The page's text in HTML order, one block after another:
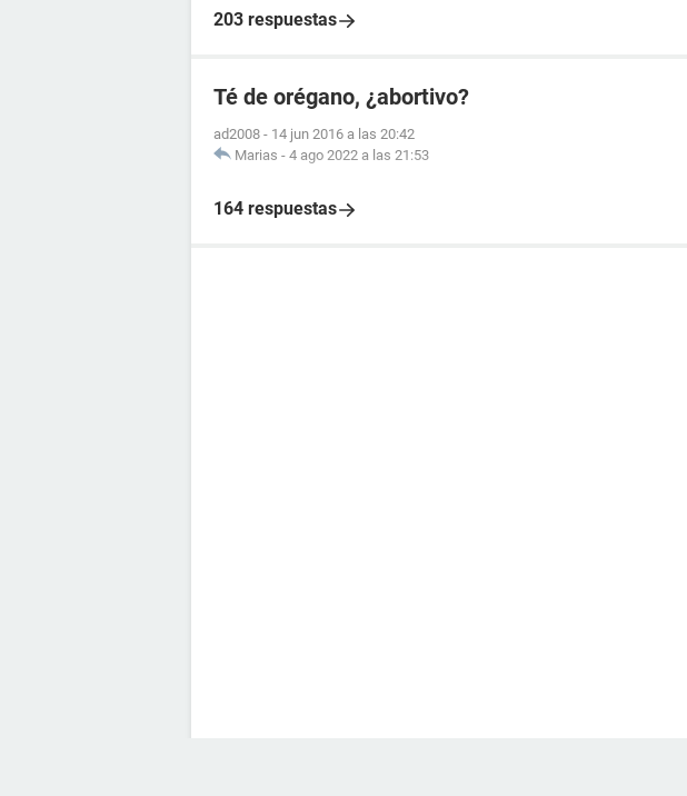
203 respuestas
Té de orégano, ¿abortivo?
ad2008 - 14 jun 2016 a las 20:42
Marias - 4 ago 2022 a las 21:53
164 respuestas